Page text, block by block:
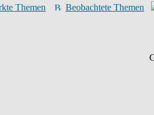
Themen
Beobachtete Themen